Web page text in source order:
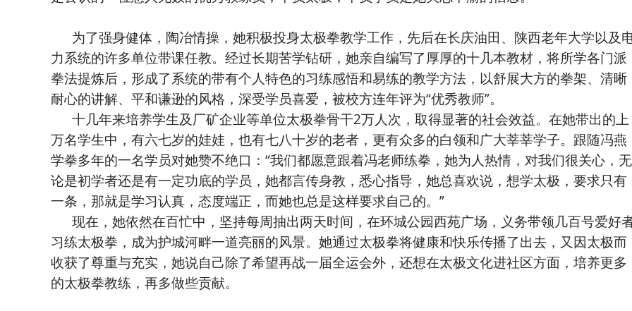
为了强身健体，陶冶情操，她积极投身太极拳教学工作，先后在长庆油田、陕西老年大学以及
力系统的许多单位带课任教。经过长期苦学钻研，她亲自编写了厚厚的十几本教材，将所学各门派
拳法提炼后，形成了系统的带有个人特色的习练感悟和易练的教学方法，以舒展大方的拳架、清晰
耐心的讲解、平和谦逊的风格，深受学员喜爱，被校方连年评为“优秀教师”。
十几年来培养学生及厂矿企业等单位太极拳骨干2万人次，取得显著的社会效益。在她带出的上
万名学生中，有六七岁的娃娃，也有七八十岁的老者，更有众多的白领和广大莘莘学子。跟随冯燕
学拳多年的一名学员对她赞不绝口：“我们都愿意跟着冯老师练拳，她为人热情，对我们很关心，无
论是初学者还是有一定功底的学员，她都言传身教，悉心指导，她总喜欢说，想学太极，要求只有
一条，那就是学习认真，态度端正，而她也总是这样要求自己的。”
现在，她依然在百忙中，坚持每周抽出两天时间，在环城公园西苑广场，义务带领几百号爱好
习练太极拳，成为护城河畔一道亮丽的风景。她通过太极拳将健康和快乐传播了出去，又因太极而
收获了尊重与充实，她说自己除了希望再战一届全运会外，还想在太极文化进社区方面，培养更多
的太极拳教练，再多做些贡献。